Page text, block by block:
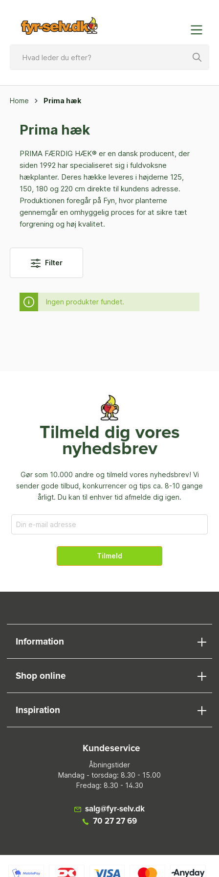
Home Prima hæk
Prima hæk
PRIMA FÆRDIG HÆK® er en dansk producent, der
siden 1992 har specialiseret sig i fuldvoksne
hækplanter. Deres hække leveres i højderne 125,
150, 180 og 220 cm direkte til kundens adresse.
Produktionen foregår på Fyn, hvor planterne
gennemgår en omhyggelig proces for at sikre tæt
forgrening og høj kvalitet.
Filter
Ingen produkter fundet.
Tilmeld dig vores
nyhedsbrev
Gør som 10.000 andre og tilmeld vores nyhedsbrev! Vi
sender gode tilbud, konkurrencer og tips ca. 8-10 gange
årligt. Du kan til enhver tid afmelde dig igen.
Tilmeld
Information
Shop online
Inspiration
Kundeservice
Åbningstider
Mandag - torsdag: 8.30 - 15.00
Fredag: 8.30 - 14.30
salg@fyr-selv.dk
70 27 27 69